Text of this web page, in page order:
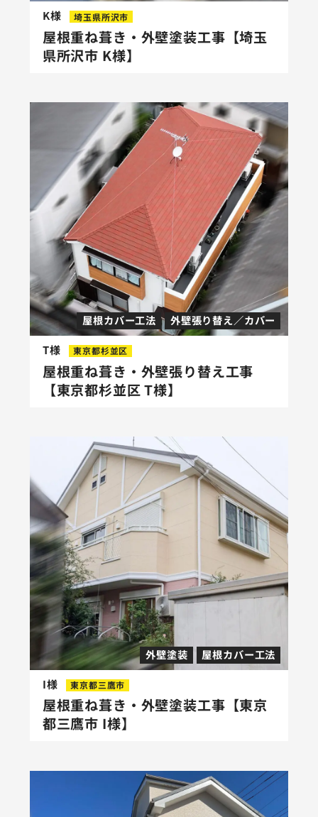
K様 埼玉県所沢市
屋根重ね葺き・外壁塗装工事【埼玉
県所沢市 K様】
屋根カバー工法 外壁張り替え／カバー
T様 東京都杉並区
屋根重ね葺き・外壁張り替え工事
【東京都杉並区 T様】
外壁塗装 屋根カバー工法
I様 東京都三鷹市
屋根重ね葺き・外壁塗装工事【東京
都三鷹市 I様】